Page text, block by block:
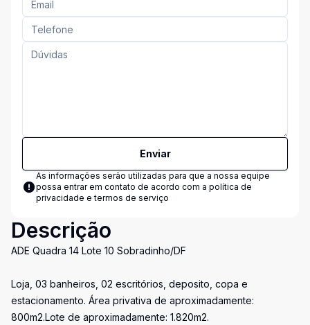
Enviar
As informações serão utilizadas para que a nossa equipe
possa entrar em contato de acordo com a política de
privacidade e termos de serviço
Descrição
ADE Quadra 14 Lote 10 Sobradinho/DF
Loja, 03 banheiros, 02 escritórios, deposito, copa e
estacionamento. Área privativa de aproximadamente:
800m2.Lote de aproximadamente: 1.820m2.